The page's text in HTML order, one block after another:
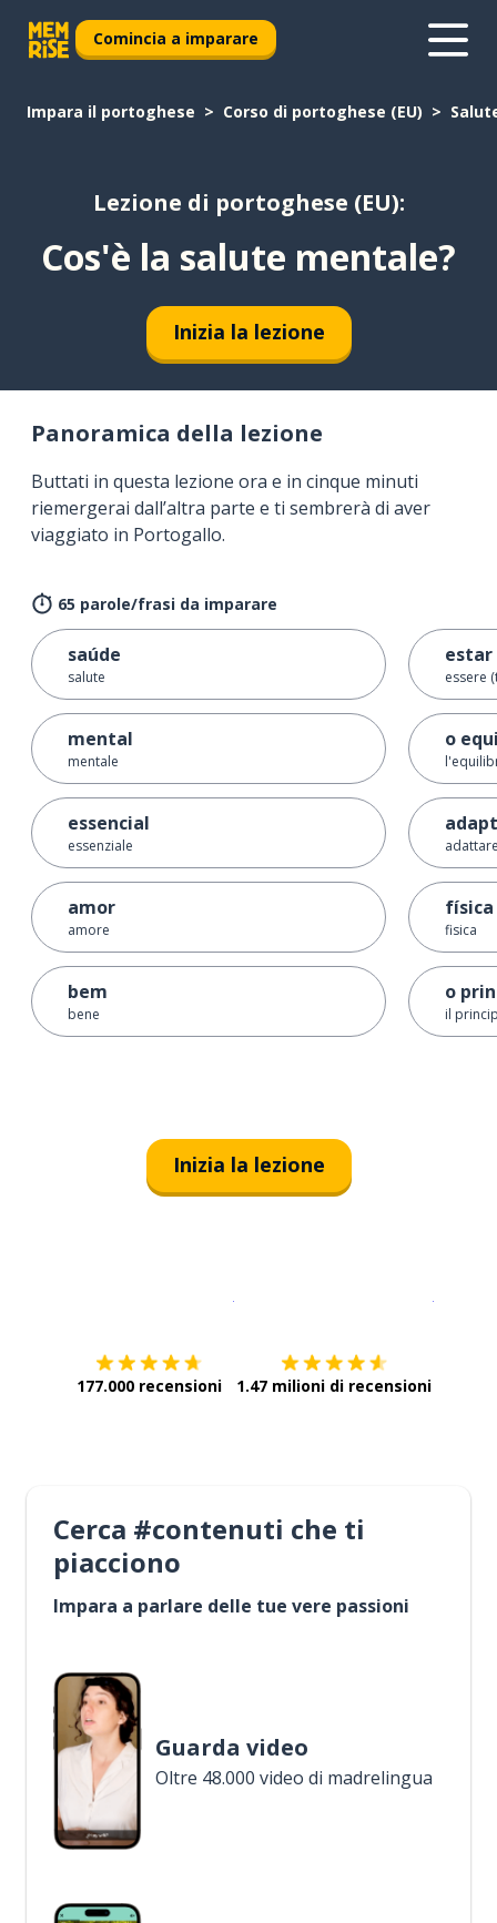
Comincia a imparare
Impara il portoghese Corso di portoghese (EU)
Lezione di portoghese (EU):
Cos'è la salute mentale?
Inizia la lezione
Panoramica della lezione
Buttati in questa lezione ora e in cinque minuti
riemergerai dall’altra parte e ti sembrerà di aver
viaggiato in Portogallo.
65 parole/frasi da imparare
saúde
salute
mental
mentale
essencial
essenziale
amor
amore
bem
bene
estar
essere
o
física
fisica
o
il
Inizia la lezione
177.000 recensioni 1.47 milioni di recensioni
Cerca #contenuti che ti
piacciono
Impara a parlare delle tue vere passioni
Guarda video
Oltre 48.000 video di madrelingua